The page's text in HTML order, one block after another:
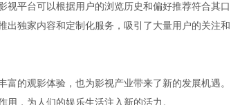
平台可以根据用户的浏览历史和偏好推荐符合其口
出独家内容和定制化服务，吸引了大量用户的关注和
的观影体验，也为影视产业带来了新的发展机遇。
，为人们的娱乐生活注入新的活力。